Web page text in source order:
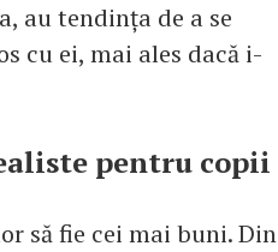
au tendința de a se
cu ei, mai ales dacă i-
pentru copii
să fie cei mai buni. Din